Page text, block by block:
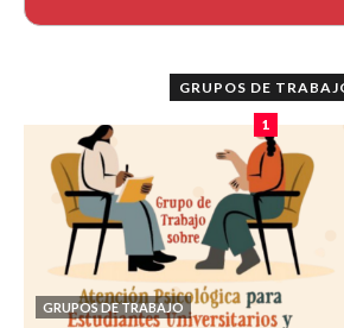
GRUPOS DE
1
GRUPOS DE TRABAJO